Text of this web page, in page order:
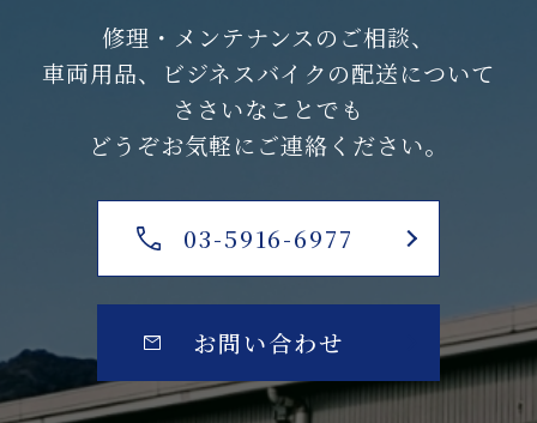
修理・メンテナンスのご相談、
車両用品、ビジネスバイクの配送について
ささいなことでも
どうぞお気軽にご連絡ください。
03-5916-6977
お問い合わせ